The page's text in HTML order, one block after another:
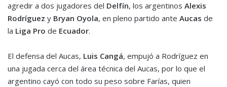
agredir a dos jugadores del Delfín, los argentinos Alexis
Rodríguez y Bryan Oyola, en pleno partido ante Aucas de
la Liga Pro de Ecuador.
El defensa del Aucas, Luis Cangá, empujó a Rodríguez en
una jugada cerca del área técnica del Aucas, por lo que el
argentino cayó con todo su peso sobre Farías, quien